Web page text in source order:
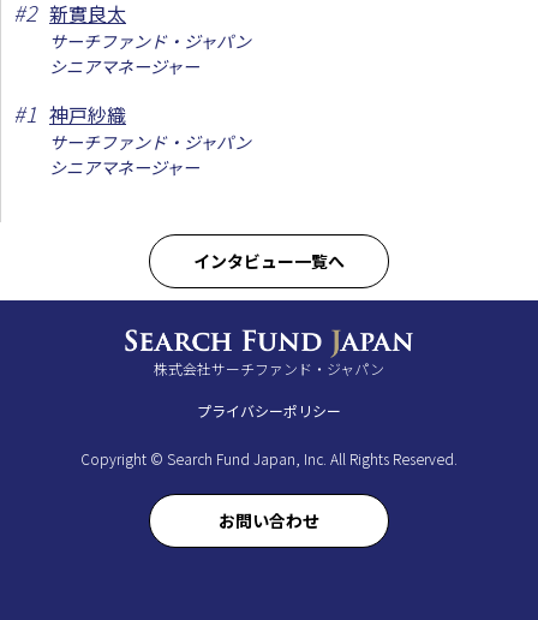
#2 新實良太
サーチファンド・ジャパン
シニアマネージャー
#1 神戸紗織
サーチファンド・ジャパン
シニアマネージャー
インタビュー一覧へ
株式会社サーチファンド・ジャパン
プライバシーポリシー
Copyright © Search Fund Japan, Inc. All Rights Reserved.
お問い合わせ